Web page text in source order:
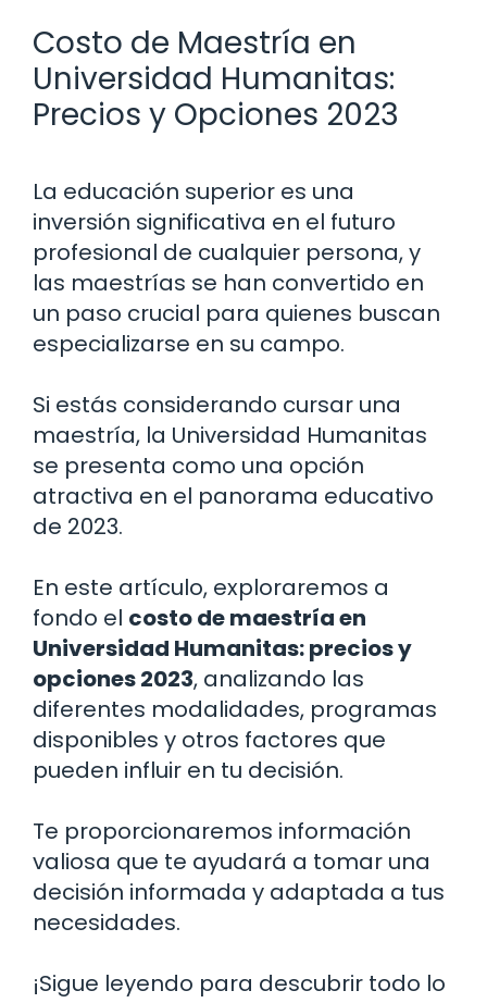
Costo de Maestría en
Universidad Humanitas:
Precios y Opciones 2023
La educación superior es una
inversión significativa en el futuro
profesional de cualquier persona, y
las maestrías se han convertido en
un paso crucial para quienes buscan
especializarse en su campo.
Si estás considerando cursar una
maestría, la Universidad Humanitas
se presenta como una opción
atractiva en el panorama educativo
de 2023.
En este artículo, exploraremos a
fondo el costo de maestría en
Universidad Humanitas: precios y
opciones 2023, analizando las
diferentes modalidades, programas
disponibles y otros factores que
pueden influir en tu decisión.
Te proporcionaremos información
valiosa que te ayudará a tomar una
decisión informada y adaptada a tus
necesidades.
¡Sigue leyendo para descubrir todo lo